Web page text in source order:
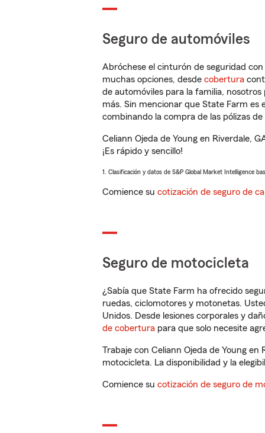
Seguro de automóviles
Abróchese el cinturón de seguridad
muchas opciones, desde cobertura
de automóviles para la familia,
más. Sin mencionar que State Farm es
combinando la compra de las pólizas
Celiann Ojeda de Young en Riverdale,
¡Es rápido y sencillo!
1. Clasificación y datos de S&P Global Market Intelligence
Comience su cotización de seguro de
Seguro de motocicleta
¿Sabía que State Farm ha ofrecido
ruedas, ciclomotores y motonetas.
Unidos. Desde lesiones corporales y
de cobertura para que solo necesite
Trabaje con Celiann Ojeda de Young
motocicleta. La disponibilidad y la
Comience su cotización de seguro de